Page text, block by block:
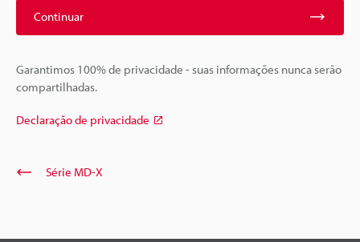
Continuar
Garantimos 100% de privacidade - suas informações nunca serão
compartilhadas.
Declaração de privacidade
Série MD-X